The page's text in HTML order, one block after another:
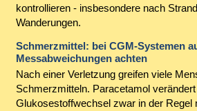
kontrollieren - insbesondere nach
Wanderungen.
Schmerzmittel: bei CGM-Systemen
Messabweichungen achten
Nach einer Verletzung greifen viele
Schmerzmitteln. Paracetamol
Glukosestoffwechsel zwar in der Regel